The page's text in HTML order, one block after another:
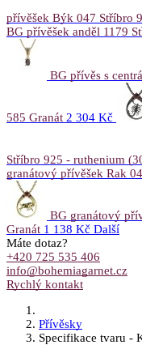
přívěšek Býk 047 Stříbro
BG přívěšek anděl 1179
BG přívěs s
585 Granát 2 304 Kč
Stříbro 925 - ruthenium
granátový přívěšek Rak
BG granátový
Granát 1 138 Kč Další
Máte dotaz?
+420 725 535 406
info@bohemiagarnet.cz
Rychlý kontakt
Přívěsky
Specifikace tvaru -